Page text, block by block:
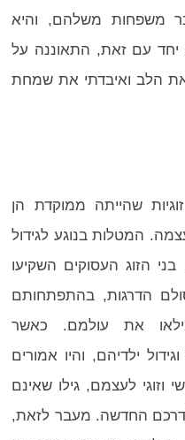
משפחות משלהם, והיא
יחד עם זאת, התאוננה על
את הלב ואיבדתי את שמחת
שהייתה ממוקדת הן
המטלות בנוגע לגידול
הזוג העסוקים השקיעו
הדרגות, בהתפתחותם
את עולמם. כאשר
ילדיהם, והיו אמורים
וזוגי לעצמם, גילו שאינם
החדשה. מעבר לזאת,